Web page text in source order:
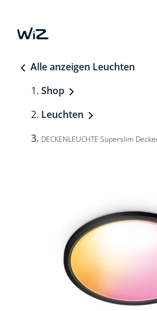
Alle anzeigen Leuchten
Shop
Leuchten
DECKENLEUCHTE Superslim